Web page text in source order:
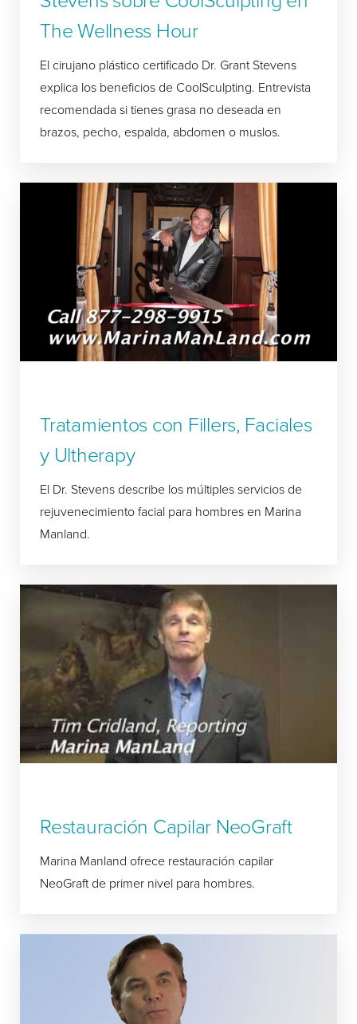
The Wellness Hour
El cirujano plástico certificado Dr. Grant Stevens
explica los beneficios de CoolSculpting. Entrevista
recomendada si tienes grasa no deseada en
brazos, pecho, espalda, abdomen o muslos.
Tratamientos con Fillers, Faciales
y Ultherapy
El Dr. Stevens describe los múltiples servicios de
rejuvenecimiento facial para hombres en Marina
Manland.
Restauración Capilar NeoGraft
Marina Manland ofrece restauración capilar
NeoGraft de primer nivel para hombres.